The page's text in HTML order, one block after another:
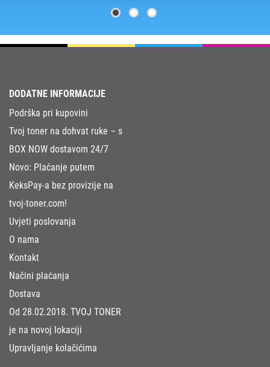
DODATNE INFORMACIJE
Podrška pri kupovini
Tvoj toner na dohvat ruke – s
BOX NOW dostavom 24/7
Novo: Plaćanje putem
KeksPay-a bez provizije na
tvoj-toner.com!
Uvjeti poslovanja
O nama
Kontakt
Načini plaćanja
Dostava
Od 28.02.2018. TVOJ TONER
je na novoj lokaciji
Upravljanje kolačićima